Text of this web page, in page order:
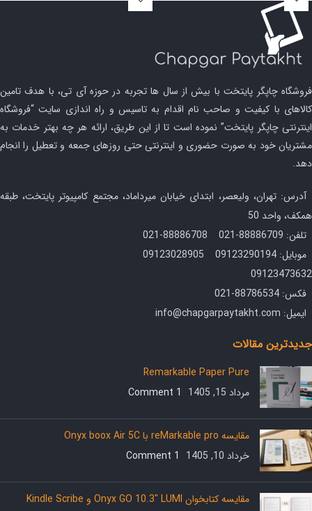
فروشگاه چاپگر پایتخت با بیش از سال ها تجربه در حوزه آی تی، با هدف تامین
کالاهای با کیفیت و صاحب نام اقدام به تاسیس و راه اندازی سایت “فروشگاه
اینترنتی چاپگر پایتخت” نموده است تا از این طریق، ارائه هر چه بهتر خدمات به
مشتریان خود به صورت حضوری و اینترنتی حتی روزهای جمعه و تعطیل را انجام
دهد.
آدرس: تهران، ولیعصر، ابتدای خیابان میرداماد، مجتمع کامپیوتر پایتخت، طبقه
همکف، واحد 50
تلفن: 88886709-021 88886708-021
موبایل: 09123290194 09123028905
09123473632
فکس: 88786534-021
ایمیل: info@chapgarpaytakht.com
جدیدترین مقالات
Remarkable Paper Pure
مرداد 15, 1405
1 Comment
مقایسه reMarkable pro با Onyx boox Air 5C
خرداد 10, 1405
1 Comment
مقایسه کتابخوان Onyx GO 10.3″ LUMI و Kindle Scribe